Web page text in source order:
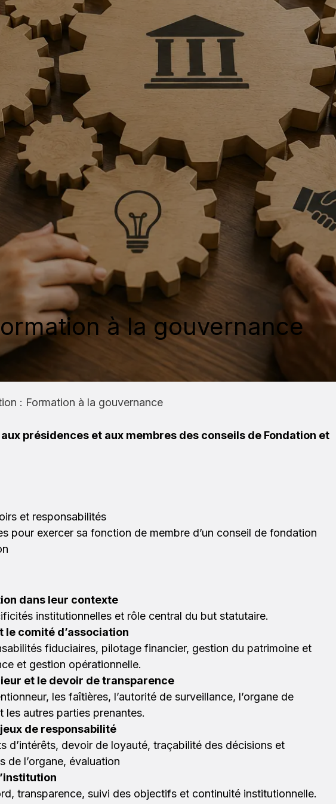
à la gouvernance
: Formation à la gouvernance
aux présidences et aux membres des conseils de Fondation et
et responsabilités
pour exercer sa fonction de membre d’un conseil de fondation
dans leur contexte
institutionnelles et rôle central du but statutaire.
le comité d’association
fiduciaires, pilotage financier, gestion du patrimoine et
et gestion opérationnelle.
et le devoir de transparence
les faîtières, l’autorité de surveillance, l’organe de
les autres parties prenantes.
de responsabilité
d’intérêts, devoir de loyauté, traçabilité des décisions et
de l’organe, évaluation
transparence, suivi des objectifs et continuité institutionnelle.